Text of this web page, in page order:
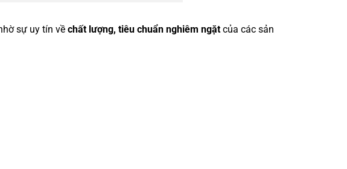
sự uy tín về chất lượng, tiêu chuẩn nghiêm ngặt của các sản